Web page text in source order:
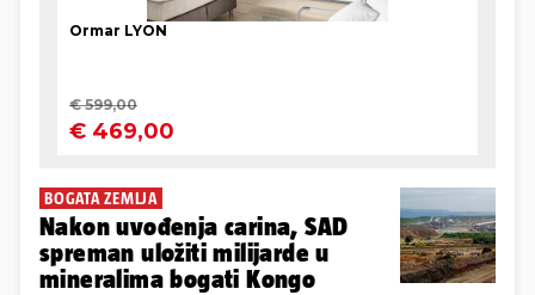
BOGATA ZEMLJA
Nakon uvođenja carina, SAD
spreman uložiti milijarde u
mineralima bogati Kongo